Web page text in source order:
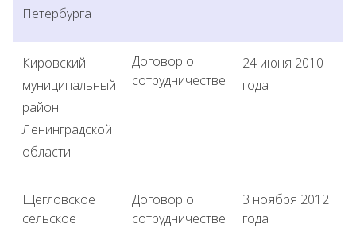
Петербурга
Кировский
муниципальный
район
Ленинградской
области
Договор о
сотрудничестве
24 июня 2010
года
Щегловское
сельское
Договор о
сотрудничестве
3 ноября 2012
года